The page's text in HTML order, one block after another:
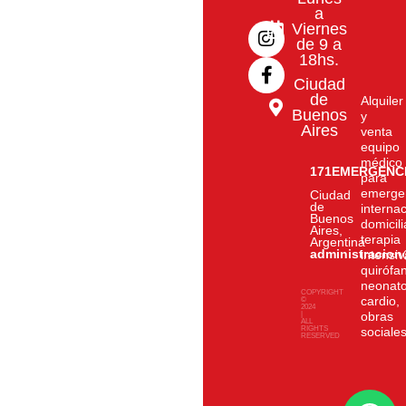
n
s
t
a
g
a
c
e
b
o
o
a
Viernes
de 9 a
18hs.
Ciudad
de
Buenos
Aires
Ciudad
de
Buenos
Aires,
Argentina
COPYRIGHT
©
2024
ALL
RIGHTS
RESERVED
Alquiler
y
venta
equipo
médico
para
terapia
cardio,
obras
sociales